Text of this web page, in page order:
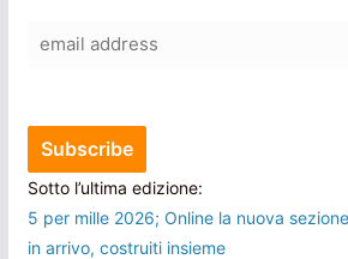
Sotto l’ultima edizione:
5 per mille 2026; Online la nuova
in arrivo, costruiti insieme